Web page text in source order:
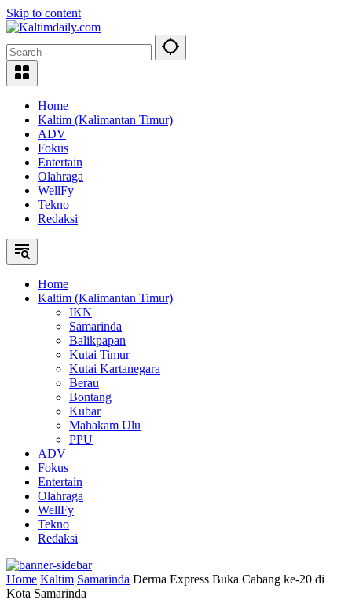
Skip to content
Home
Kaltim (Kalimantan Timur)
ADV
Fokus
Entertain
Olahraga
WellFy
Tekno
Redaksi
Home
Kaltim (Kalimantan Timur)
IKN
Samarinda
Balikpapan
Kutai Timur
Kutai Kartanegara
Berau
Bontang
Kubar
Mahakam Ulu
PPU
ADV
Fokus
Entertain
Olahraga
WellFy
Tekno
Redaksi
Home Kaltim Samarinda Derma Express Buka Cabang ke-20 di
Kota Samarinda